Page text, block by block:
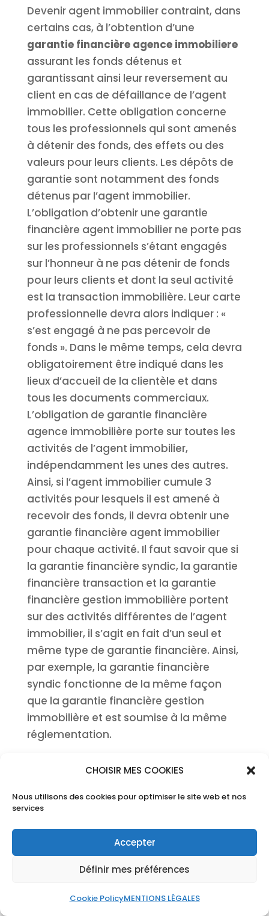
CHOISIR MES COOKIES
Nous utilisons des cookies pour optimiser le site web et nos
services
Accepter
Définir mes préférences
Cookie PolicyMENTIONS LÉGALES
Devenir agent immobilier contraint, dans
certains cas, à l’obtention d’une
garantie financière agence immobiliere
assurant les fonds détenus et
garantissant ainsi leur reversement au
client en cas de défaillance de l’agent
immobilier. Cette obligation concerne
tous les professionnels qui sont amenés
à détenir des fonds, des effets ou des
valeurs pour leurs clients. Les dépôts de
garantie sont notamment des fonds
détenus par l’agent immobilier.
L’obligation d’obtenir une garantie
financière agent immobilier ne porte pas
sur les professionnels s’étant engagés
sur l’honneur à ne pas détenir de fonds
pour leurs clients et dont la seul activité
est la transaction immobilière. Leur carte
professionnelle devra alors indiquer : «
s’est engagé à ne pas percevoir de
fonds ». Dans le même temps, cela devra
obligatoirement être indiqué dans les
lieux d’accueil de la clientèle et dans
tous les documents commerciaux.
L’obligation de garantie financière
agence immobilière porte sur toutes les
activités de l’agent immobilier,
indépendamment les unes des autres.
Ainsi, si l’agent immobilier cumule 3
activités pour lesquels il est amené à
recevoir des fonds, il devra obtenir une
garantie financière agent immobilier
pour chaque activité. Il faut savoir que si
la garantie financière syndic, la garantie
financière transaction et la garantie
financière gestion immobilière portent
sur des activités différentes de l’agent
immobilier, il s’agit en fait d’un seul et
même type de garantie financière. Ainsi,
par exemple, la garantie financière
syndic fonctionne de la même façon
que la garantie financière gestion
immobilière et est soumise à la même
réglementation.
compétencess’appliquent également à
ceux qui souhaitent devenir agent
immobilier. L’aptitude professionnelle se
justifie alors par la détention d’un
diplôme de niveau bac+2 minimum,
principalement dans les domaines
juridique, économique ou commercial.
Dans certains cas, en l’absence de